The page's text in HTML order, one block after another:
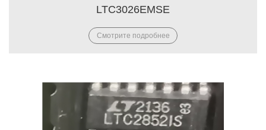
LTC3026EMSE
Смотрите подробнее